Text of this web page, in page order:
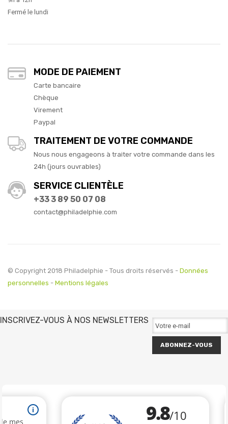
Fermé le lundi
MODE DE PAIEMENT
Carte bancaire
Chèque
Virement
Paypal
TRAITEMENT DE VOTRE COMMANDE
Nous nous engageons à traiter votre commande dans les
24h (jours ouvrables)
SERVICE CLIENTÈLE
+33 3 89 50 07 08
contact@philadelphie.com
© Copyright 2018 Philadelphie - Tous droits réservés - Données
personnelles - Mentions légales
INSCRIVEZ-VOUS À NOS NEWSLETTERS
ABONNEZ-VOUS